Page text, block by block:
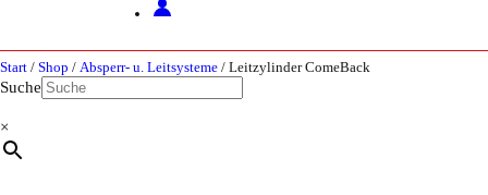
Start / Shop / Absperr- u. Leitsysteme / Leitzylinder ComeBack
Suche
×